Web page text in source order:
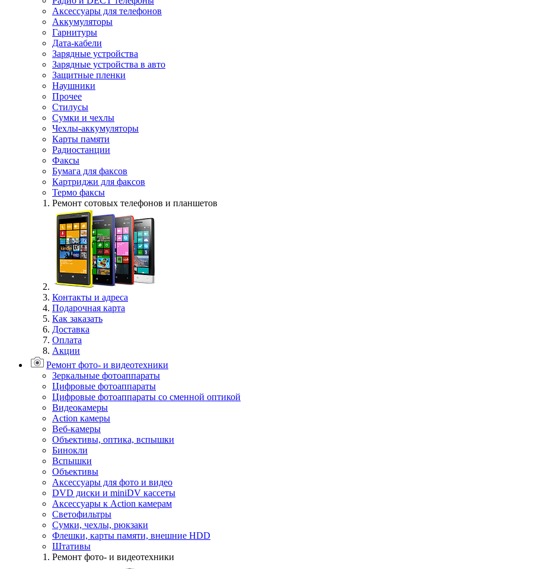
Аксессуары для телефонов
Аккумуляторы
Гарнитуры
Дата-кабели
Зарядные устройства
Зарядные устройства в авто
Защитные пленки
Наушники
Прочее
Стилусы
Сумки и чехлы
Чехлы-аккумуляторы
Карты памяти
Радиостанции
Факсы
Бумага для факсов
Картриджи для факсов
Термо факсы
Ремонт сотовых телефонов и планшетов
Контакты и адреса
Подарочная карта
Как заказать
Доставка
Оплата
Акции
Ремонт фото- и видеотехники
Зеркальные фотоаппараты
Цифровые фотоаппараты
Цифровые фотоаппараты со сменной оптикой
Видеокамеры
Action камеры
Веб-камеры
Объективы, оптика, вспышки
Бинокли
Вспышки
Объективы
Аксессуары для фото и видео
DVD диски и miniDV кассеты
Аксессуары к Action камерам
Светофильтры
Сумки, чехлы, рюкзаки
Флешки, карты памяти, внешние HDD
Штативы
Ремонт фото- и видеотехники